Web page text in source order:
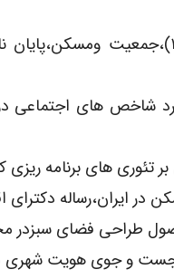
15)حیدر آبادی